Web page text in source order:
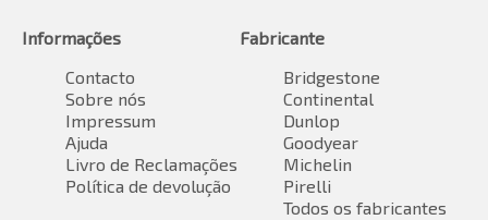
Informações
Contacto
Sobre nós
Impressum
Ajuda
Livro de Reclamações
Política de devolução
Fabricante
Bridgestone
Continental
Dunlop
Goodyear
Michelin
Pirelli
Todos os fabricantes